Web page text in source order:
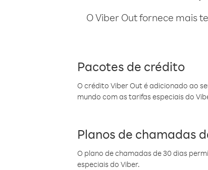
O Viber Out fornece mais
Pacotes de crédito
O crédito Viber Out é adicionado ao
mundo com as tarifas especiais do
Planos de chamadas
O plano de chamadas de 30 dias
especiais do Viber.